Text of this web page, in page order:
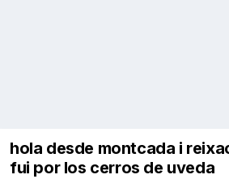
hola desde montcada i
fui por los cerros de uveda